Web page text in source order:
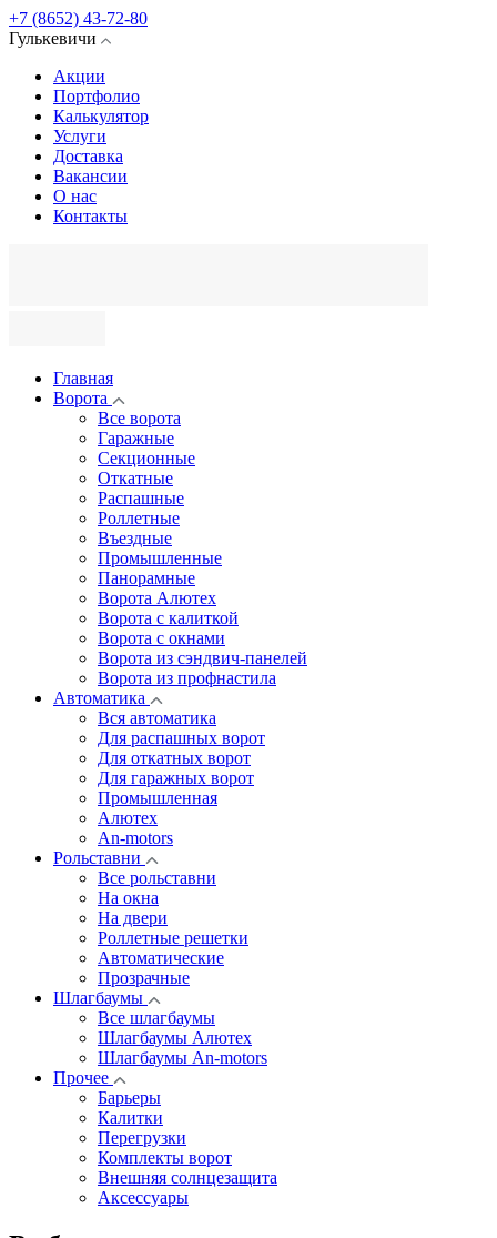
+7 (8652) 43-72-80
Гулькевичи
Акции
Портфолио
Калькулятор
Услуги
Доставка
Вакансии
О нас
Контакты
Главная
Ворота
Все ворота
Гаражные
Секционные
Откатные
Распашные
Роллетные
Въездные
Промышленные
Панорамные
Ворота Алютех
Ворота с калиткой
Ворота c окнами
Ворота из сэндвич-панелей
Ворота из профнастила
Автоматика
Вся автоматика
Для распашных ворот
Для откатных ворот
Для гаражных ворот
Промышленная
Алютех
An-motors
Рольставни
Все рольставни
На окна
На двери
Роллетные решетки
Автоматические
Прозрачные
Шлагбаумы
Все шлагбаумы
Шлагбаумы Алютех
Шлагбаумы An-motors
Прочее
Барьеры
Калитки
Перегрузки
Комплекты ворот
Внешняя солнцезащита
Аксессуары